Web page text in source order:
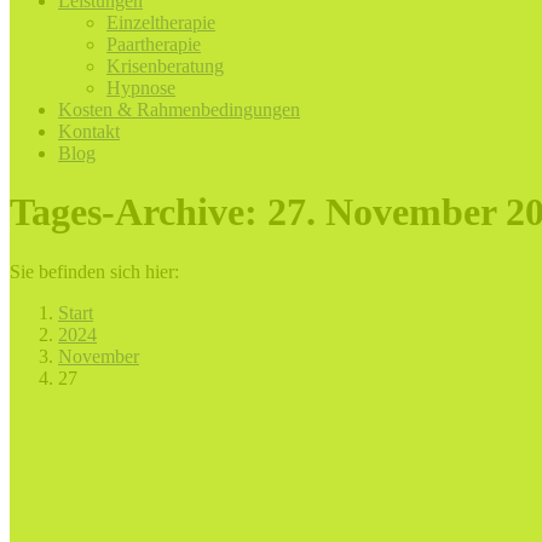
Einzeltherapie
Paartherapie
Krisenberatung
Hypnose
Kosten & Rahmenbedingungen
Kontakt
Blog
Tages-Archive: 27. November
Sie befinden sich hier:
Start
2024
November
27